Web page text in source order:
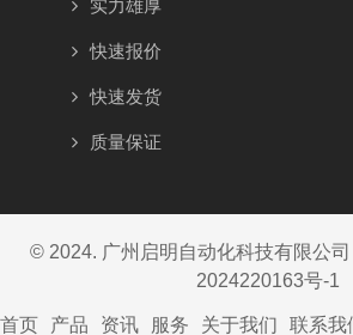
实力雄厚
快速报价
快速发货
质量保证
© 2024. 广州启明自动化科技有限公
2024220163号-1
首页 产品 资讯 服务 关于我们 联系我